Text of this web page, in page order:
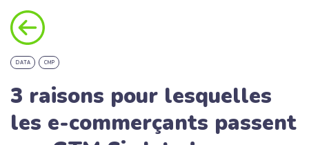
DATA CMP
3 raisons pour lesquelles
les e-commerçants passent